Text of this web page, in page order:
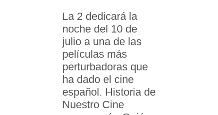
La 2 dedicará la
noche del 10 de
julio a una de las
películas más
perturbadoras que
ha dado el cine
español. Historia de
Nuestro Cine